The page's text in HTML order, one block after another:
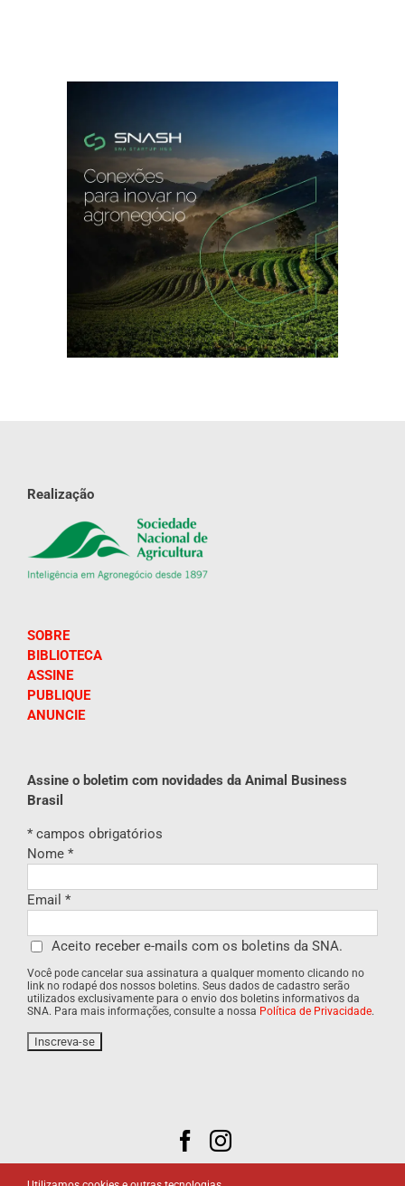
Realização
SOBRE
BIBLIOTECA
ASSINE
PUBLIQUE
ANUNCIE
Assine o boletim com novidades da Animal Business
Brasil
* campos obrigatórios
Nome *
Email *
Aceito receber e-mails com os boletins da SNA.
Você pode cancelar sua assinatura a qualquer momento clicando no
link no rodapé dos nossos boletins. Seus dados de cadastro serão
utilizados exclusivamente para o envio dos boletins informativos da
SNA. Para mais informações, consulte a nossa Política de Privacidade.